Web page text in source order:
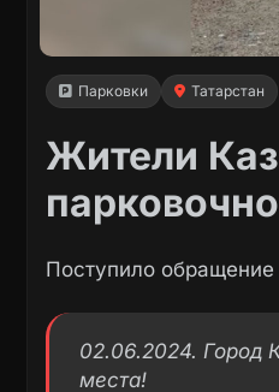
Парковки Татарстан
Жители
Поступило обращение
02.06.2024. Город
места!